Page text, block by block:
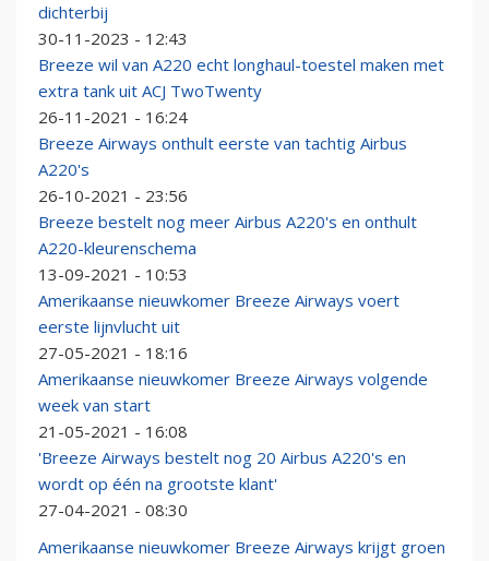
dichterbij
30-11-2023 - 12:43
Breeze wil van A220 echt longhaul-toestel maken met
extra tank uit ACJ TwoTwenty
26-11-2021 - 16:24
Breeze Airways onthult eerste van tachtig Airbus
A220's
26-10-2021 - 23:56
Breeze bestelt nog meer Airbus A220's en onthult
A220-kleurenschema
13-09-2021 - 10:53
Amerikaanse nieuwkomer Breeze Airways voert
eerste lijnvlucht uit
27-05-2021 - 18:16
Amerikaanse nieuwkomer Breeze Airways volgende
week van start
21-05-2021 - 16:08
'Breeze Airways bestelt nog 20 Airbus A220's en
wordt op één na grootste klant'
27-04-2021 - 08:30
Amerikaanse nieuwkomer Breeze Airways krijgt groen